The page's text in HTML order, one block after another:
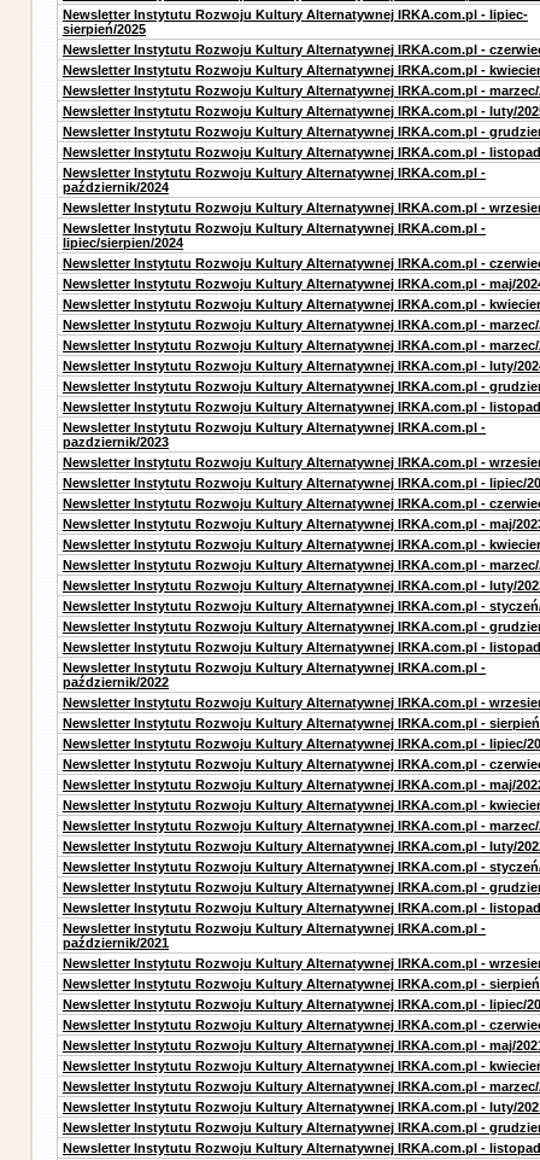
Newsletter Instytutu Rozwoju Kultury Alternatywnej IRKA.com.pl - lipiec-
sierpień/2025
Newsletter Instytutu Rozwoju Kultury Alternatywnej IRKA.com.pl -
Newsletter Instytutu Rozwoju Kultury Alternatywnej IRKA.com.pl -
Newsletter Instytutu Rozwoju Kultury Alternatywnej IRKA.com.pl - marzec/
Newsletter Instytutu Rozwoju Kultury Alternatywnej IRKA.com.pl - luty/
Newsletter Instytutu Rozwoju Kultury Alternatywnej IRKA.com.pl -
Newsletter Instytutu Rozwoju Kultury Alternatywnej IRKA.com.pl -
Newsletter Instytutu Rozwoju Kultury Alternatywnej IRKA.com.pl -
październik/2024
Newsletter Instytutu Rozwoju Kultury Alternatywnej IRKA.com.pl -
Newsletter Instytutu Rozwoju Kultury Alternatywnej IRKA.com.pl -
lipiec/sierpien/2024
Newsletter Instytutu Rozwoju Kultury Alternatywnej IRKA.com.pl -
Newsletter Instytutu Rozwoju Kultury Alternatywnej IRKA.com.pl - maj/
Newsletter Instytutu Rozwoju Kultury Alternatywnej IRKA.com.pl -
Newsletter Instytutu Rozwoju Kultury Alternatywnej IRKA.com.pl - marzec/
Newsletter Instytutu Rozwoju Kultury Alternatywnej IRKA.com.pl - marzec/
Newsletter Instytutu Rozwoju Kultury Alternatywnej IRKA.com.pl - luty/
Newsletter Instytutu Rozwoju Kultury Alternatywnej IRKA.com.pl -
Newsletter Instytutu Rozwoju Kultury Alternatywnej IRKA.com.pl -
Newsletter Instytutu Rozwoju Kultury Alternatywnej IRKA.com.pl -
pazdziernik/2023
Newsletter Instytutu Rozwoju Kultury Alternatywnej IRKA.com.pl -
Newsletter Instytutu Rozwoju Kultury Alternatywnej IRKA.com.pl - lipiec/
Newsletter Instytutu Rozwoju Kultury Alternatywnej IRKA.com.pl -
Newsletter Instytutu Rozwoju Kultury Alternatywnej IRKA.com.pl - maj/
Newsletter Instytutu Rozwoju Kultury Alternatywnej IRKA.com.pl -
Newsletter Instytutu Rozwoju Kultury Alternatywnej IRKA.com.pl - marzec/
Newsletter Instytutu Rozwoju Kultury Alternatywnej IRKA.com.pl - luty/
Newsletter Instytutu Rozwoju Kultury Alternatywnej IRKA.com.pl -
Newsletter Instytutu Rozwoju Kultury Alternatywnej IRKA.com.pl -
Newsletter Instytutu Rozwoju Kultury Alternatywnej IRKA.com.pl -
Newsletter Instytutu Rozwoju Kultury Alternatywnej IRKA.com.pl -
październik/2022
Newsletter Instytutu Rozwoju Kultury Alternatywnej IRKA.com.pl -
Newsletter Instytutu Rozwoju Kultury Alternatywnej IRKA.com.pl -
Newsletter Instytutu Rozwoju Kultury Alternatywnej IRKA.com.pl - lipiec/
Newsletter Instytutu Rozwoju Kultury Alternatywnej IRKA.com.pl -
Newsletter Instytutu Rozwoju Kultury Alternatywnej IRKA.com.pl - maj/
Newsletter Instytutu Rozwoju Kultury Alternatywnej IRKA.com.pl -
Newsletter Instytutu Rozwoju Kultury Alternatywnej IRKA.com.pl - marzec/
Newsletter Instytutu Rozwoju Kultury Alternatywnej IRKA.com.pl - luty/
Newsletter Instytutu Rozwoju Kultury Alternatywnej IRKA.com.pl -
Newsletter Instytutu Rozwoju Kultury Alternatywnej IRKA.com.pl -
Newsletter Instytutu Rozwoju Kultury Alternatywnej IRKA.com.pl -
Newsletter Instytutu Rozwoju Kultury Alternatywnej IRKA.com.pl -
październik/2021
Newsletter Instytutu Rozwoju Kultury Alternatywnej IRKA.com.pl -
Newsletter Instytutu Rozwoju Kultury Alternatywnej IRKA.com.pl -
Newsletter Instytutu Rozwoju Kultury Alternatywnej IRKA.com.pl - lipiec/
Newsletter Instytutu Rozwoju Kultury Alternatywnej IRKA.com.pl -
Newsletter Instytutu Rozwoju Kultury Alternatywnej IRKA.com.pl - maj/
Newsletter Instytutu Rozwoju Kultury Alternatywnej IRKA.com.pl -
Newsletter Instytutu Rozwoju Kultury Alternatywnej IRKA.com.pl - marzec/
Newsletter Instytutu Rozwoju Kultury Alternatywnej IRKA.com.pl - luty/
Newsletter Instytutu Rozwoju Kultury Alternatywnej IRKA.com.pl -
Newsletter Instytutu Rozwoju Kultury Alternatywnej IRKA.com.pl -